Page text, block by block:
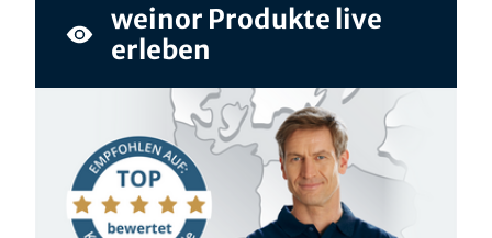
weinor Produkte live
erleben